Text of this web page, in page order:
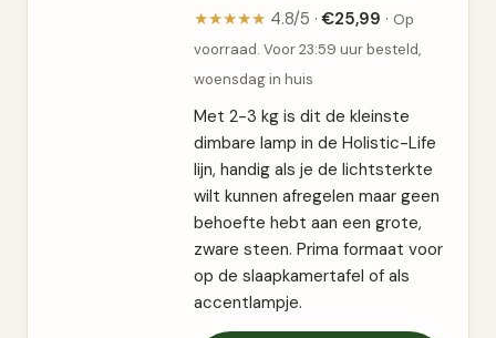
★★★★★ 4.8/5 ·€25,99 · Op
voorraad. Voor 23:59 uur besteld,
woensdag in huis
Met 2-3 kg is dit de kleinste
dimbare lamp in de Holistic-Life
lijn, handig als je de lichtsterkte
wilt kunnen afregelen maar geen
behoefte hebt aan een grote,
zware steen. Prima formaat voor
op de slaapkamertafel of als
accentlampje.